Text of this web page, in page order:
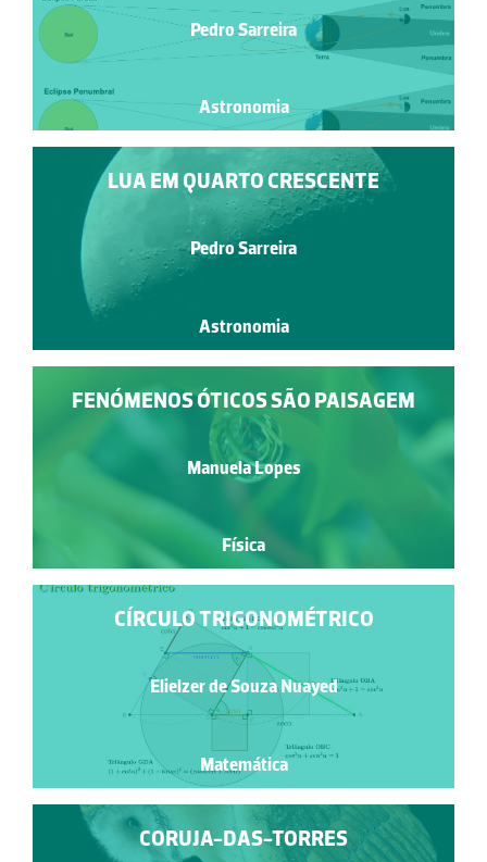
Pedro Sarreira
Astronomia
LUA EM QUARTO CRESCENTE
Pedro Sarreira
Astronomia
CÍRCULO TRIGONOMÉTRICO
Elielzer de Souza Nuayed
Matemática
CORUJA-DAS-TORRES
FENÓMENOS ÓTICOS SÃO PAISAGEM
Manuela Lopes
Física